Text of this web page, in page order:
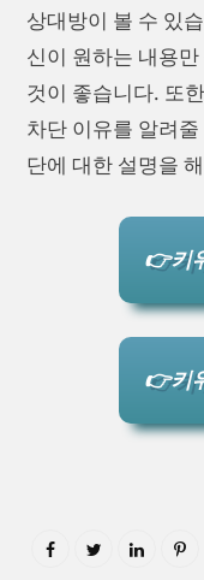
상대방이 볼 수 있
신이 원하는 내용
것이 좋습니다. 또
차단 이유를 알려
단에 대한 설명을
👉키
👉키